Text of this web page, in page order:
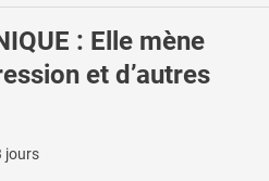
: Elle mène
et d’autres
jours